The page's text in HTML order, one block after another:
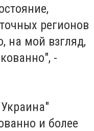
регионов
на мой взгляд,
-
и более